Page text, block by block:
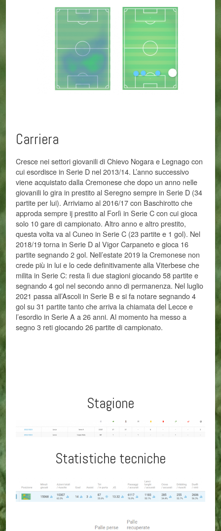
Carriera
Cresce nei settori giovanili di Chievo Nogara e Legnago con
cui esordisce in Serie D nel 2013/14. L’anno successivo
viene acquistato dalla Cremonese che dopo un anno nelle
giovanili lo gira in prestito al Seregno sempre in Serie D (34
partite per lui). Arriviamo al 2016/17 con Baschirotto che
approda sempre ij prestito al Forlì in Serie C con cui gioca
solo 10 gare di campionato. Altro anno e altro prestito,
questa volta va al Cuneo in Serie C (23 partite e 1 gol). Nel
2018/19 torna in Serie D al Vigor Carpaneto e gioca 16
partite segnando 2 gol. Nell’estate 2019 la Cremonese non
crede più in lui e lo cede definitivamente alla Viterbese che
milita in Serie C: resta lì due stagioni giocando 58 partite e
segnando 4 gol nel secondo anno di permanenza. Nel luglio
2021 passa all’Ascoli in Serie B e si fa notare segnando 4
gol su 31 partite tanto che arriva la chiamata del Lecce e
l’esordio in Serie A a 26 anni. Al momento ha messo a
segno 3 reti giocando 26 partite di campionato.
Stagione
Statistiche tecniche